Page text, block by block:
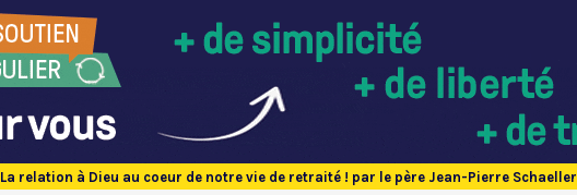
La relation à Dieu au coeur de notre vie de retraité ! par le père Jean-Pierre Schaeller